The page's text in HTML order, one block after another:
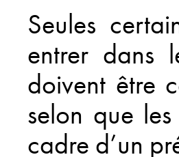
Seules
entrer dans
doivent être
selon que
cadre d’un